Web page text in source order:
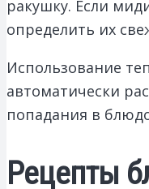
ракушку. Если
определить их
Использование
автоматически
попадания в
Рецепты